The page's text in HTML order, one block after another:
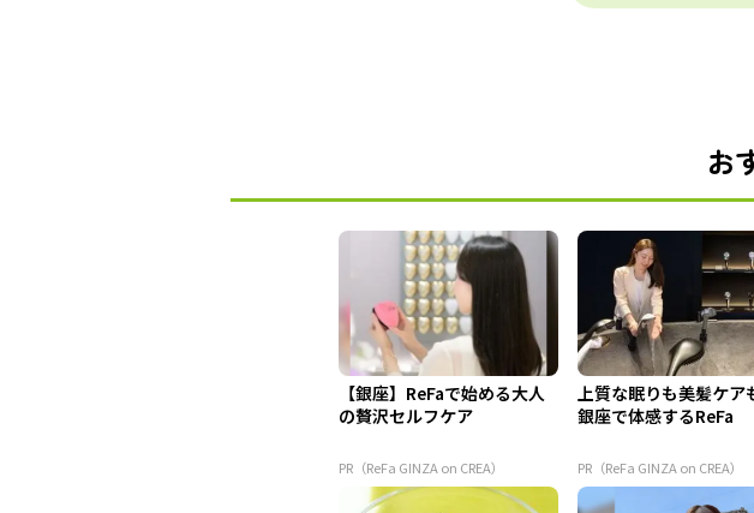
お
【銀座】ReFaで始める大人
の贅沢セルフケア
PR（ReFa GINZA on CREA）
上質な眠りも美髪ケア
銀座で体感するReFa
PR（ReFa GINZA on CREA）